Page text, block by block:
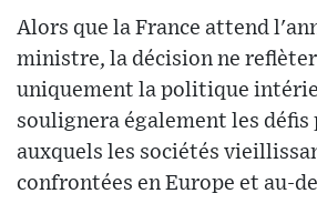
Alors que la France attend
ministre, la décision ne
uniquement la politique
soulignera également les défis
auxquels les sociétés
confrontées en Europe et au-